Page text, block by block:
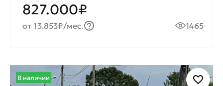
827.000₽
от 13.853₽/мес. 1465
В наличии